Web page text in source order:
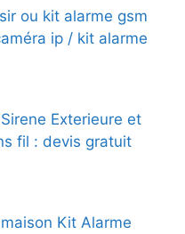
ou kit alarme gsm
ip / kit alarme
Exterieure et
fil : devis gratuit
Kit Alarme